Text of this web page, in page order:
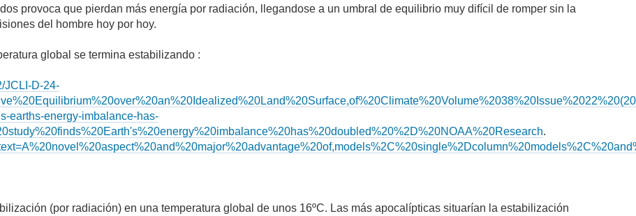
provoca que pierdan más energía por radiación, llegandose a un umbral de equilibrio muy difícil de romper sin la
del hombre hoy por hoy.
global se termina estabilizando :
JCLI-D-24-
earths-energy-imbalance-has-
.
(por radiación) en una temperatura global de unos 16ºC. Las más apocalípticas situarían la estabilización